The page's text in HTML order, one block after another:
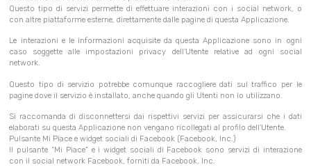
Questo tipo di servizi permette di effettuare interazioni con i social network, o
con altre piattaforme esterne, direttamente dalle pagine di questa Applicazione.
Le interazioni e le informazioni acquisite da questa Applicazione sono in ogni
caso soggette alle impostazioni privacy dell’Utente relative ad ogni social
network.
Questo tipo di servizio potrebbe comunque raccogliere dati sul traffico per le
pagine dove il servizio è installato, anche quando gli Utenti non lo utilizzano.
Si raccomanda di disconnettersi dai rispettivi servizi per assicurarsi che i dati
elaborati su questa Applicazione non vengano ricollegati al profilo dell’Utente.
Pulsante Mi Piace e widget sociali di Facebook (Facebook, Inc.)
Il pulsante “Mi Piace” e i widget sociali di Facebook sono servizi di interazione
con il social network Facebook, forniti da Facebook, Inc.